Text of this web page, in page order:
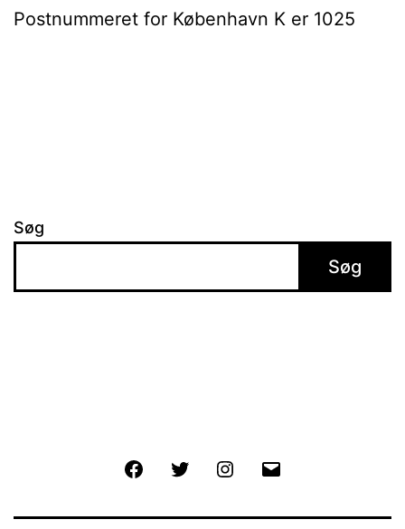
Postnummeret for København K er 1025
Søg
Søg
FacebookTwitter Instagram